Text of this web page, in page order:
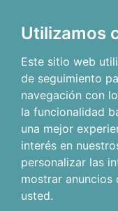
Utilizamos
Este sitio web
de seguimiento
navegación con
la funcionalidad
una mejor
interés en
personalizar las
mostrar anuncios
usted.